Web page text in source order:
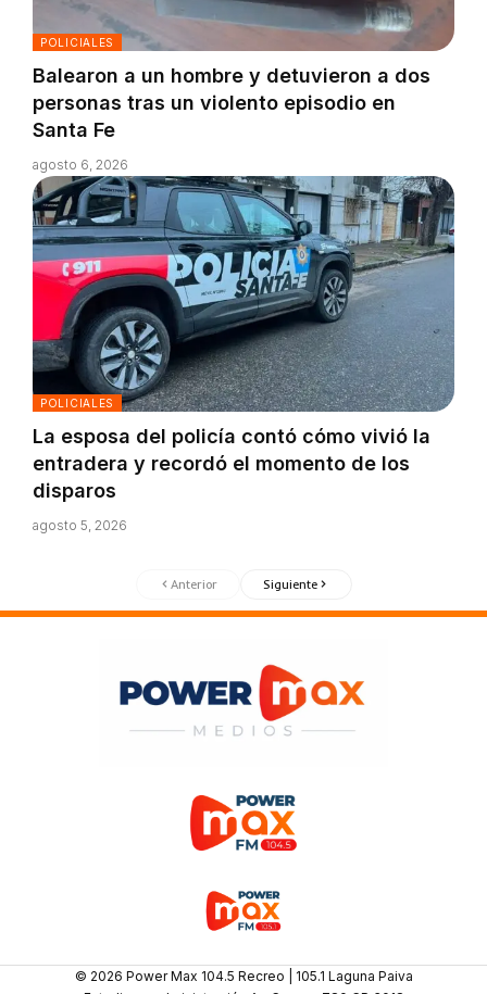
POLICIALES
Balearon a un hombre y detuvieron a dos
personas tras un violento episodio en
Santa Fe
agosto 6, 2026
POLICIALES
La esposa del policía contó cómo vivió la
entradera y recordó el momento de los
disparos
agosto 5, 2026
Anterior Siguiente
© 2026 Power Max 104.5 Recreo | 105.1 Laguna Paiva